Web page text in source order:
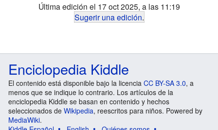
Última edición el 17 oct 2025, a las 11:19
Sugerir una edición.
Enciclopedia Kiddle
El contenido está disponible bajo la licencia CC BY-SA 3.0, a
menos que se indique lo contrario. Los artículos de la
enciclopedia Kiddle se basan en contenido y hechos
seleccionados de Wikipedia, reescritos para niños. Powered by
MediaWiki.